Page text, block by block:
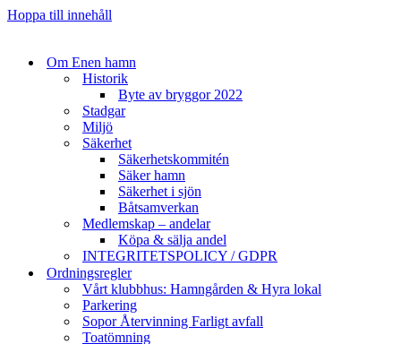
Hoppa till innehåll
Om Enen hamn
Historik
Byte av bryggor 2022
Stadgar
Miljö
Säkerhet
Säkerhetskommitén
Säker hamn
Säkerhet i sjön
Båtsamverkan
Medlemskap – andelar
Köpa & sälja andel
INTEGRITETSPOLICY / GDPR
Ordningsregler
Vårt klubbhus: Hamngården & Hyra lokal
Parkering
Sopor Återvinning Farligt avfall
Toatömning